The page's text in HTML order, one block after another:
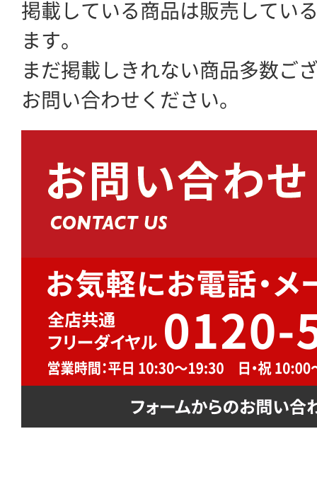
掲載している商品は販売してい
ます。
まだ掲載しきれない商品多数ご
お問い合わせください。